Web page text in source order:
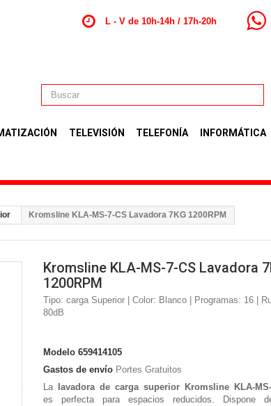
L - V de 10h-14h / 17h-20h
TELEVISIÓN TELEFONÍA INFORMÁTICA
Kromsline KLA-MS-7-CS Lavadora 7KG 1200RPM
Kromsline KLA-MS-7-CS Lavadora
1200RPM
Tipo: carga Superior | Color: Blanco | Programas: 16 |
80dB
Modelo 659414105
Gastos de envío Portes Gratuitos
La
lavadora de carga superior Kromsline KLA-MS-
es perfecta para espacios reducidos. Dispone